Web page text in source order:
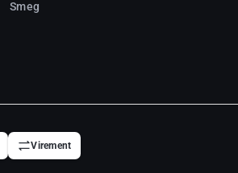
Smeg
Virement